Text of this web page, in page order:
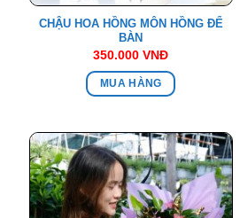
CHẬU HOA HỒNG MÔN HỒNG ĐỂ
BÀN
350.000VNĐ
MUA HÀNG